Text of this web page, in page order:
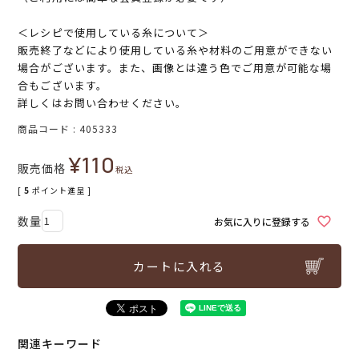
＜レシピで使用している糸について＞
販売終了などにより使用している糸や材料のご用意ができない
場合がございます。また、画像とは違う色でご用意が可能な場
合もございます。
詳しくはお問い合わせください。
商品コード 405333
販売価格 ¥110税込
[ 5 ポイント進呈 ]
お気に入りに登録する
カートに入れる
関連キーワード